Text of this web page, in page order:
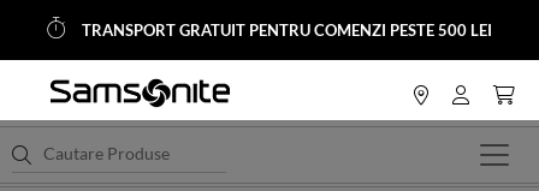
TRANSPORT GRATUIT PENTRU COMENZI PESTE 500 LEI
<Home Trolere si Genti Calatorie